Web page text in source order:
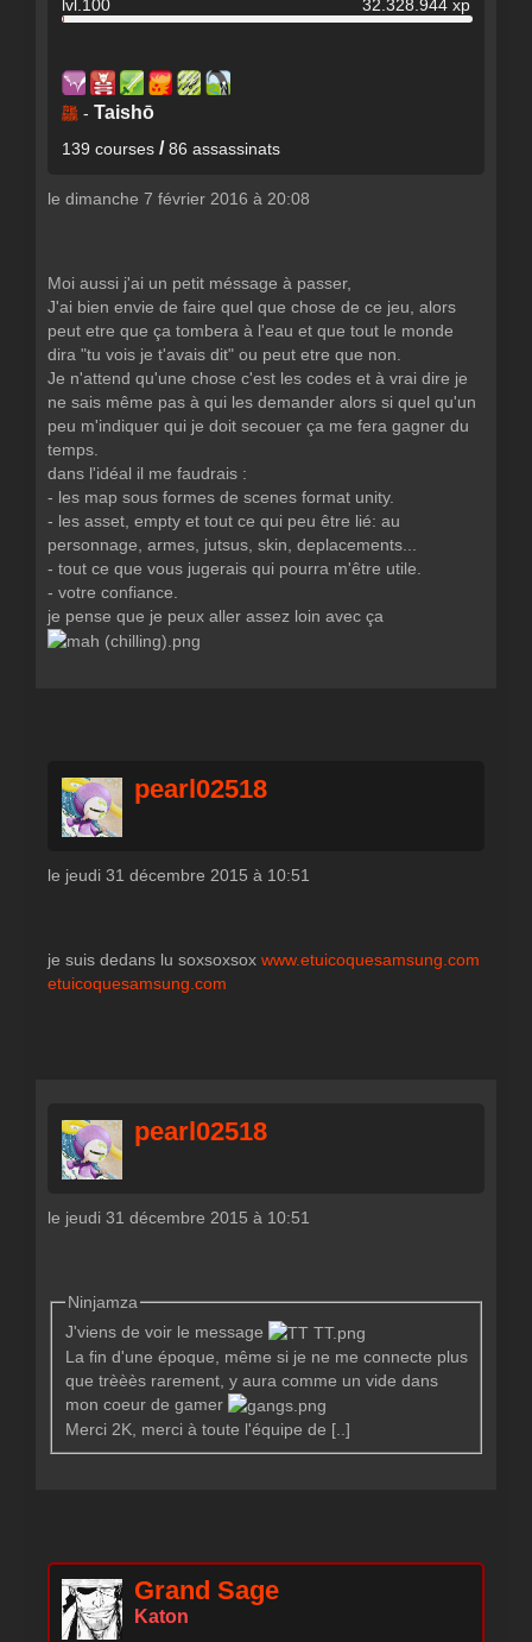
lvl.100 32.328.944 xp
龘 - Taishō
139 courses /86 assassinats
le dimanche 7 février 2016 à 20:08
Moi aussi j'ai un petit méssage à passer,
J'ai bien envie de faire quel que chose de ce jeu, alors
peut etre que ça tombera à l'eau et que tout le monde
dira "tu vois je t'avais dit" ou peut etre que non.
Je n'attend qu'une chose c'est les codes et à vrai dire je
ne sais même pas à qui les demander alors si quel qu'un
peu m'indiquer qui je doit secouer ça me fera gagner du
temps.
dans l'idéal il me faudrais :
- les map sous formes de scenes format unity.
- les asset, empty et tout ce qui peu être lié: au
personnage, armes, jutsus, skin, deplacements...
- tout ce que vous jugerais qui pourra m'être utile.
- votre confiance.
je pense que je peux aller assez loin avec ça
pearl02518
le jeudi 31 décembre 2015 à 10:51
je suis dedans lu soxsoxsox www.etuicoquesamsung.com
etuicoquesamsung.com
pearl02518
le jeudi 31 décembre 2015 à 10:51
Ninjamza
J'viens de voir le message
La fin d'une époque, même si je ne me connecte plus
que trèèès rarement, y aura comme un vide dans
mon coeur de gamer
Merci 2K, merci à toute l'équipe de [..]
Grand Sage
Katon